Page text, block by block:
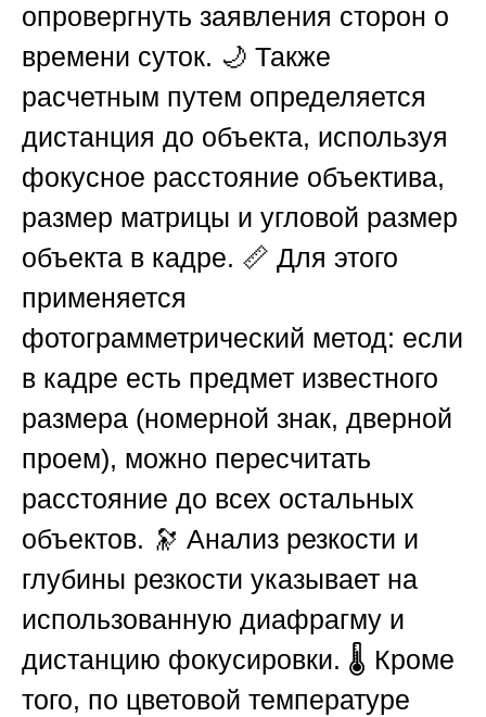
опровергнуть заявления сторон о
времени суток. 🌙 Также
расчетным путем определяется
дистанция до объекта, используя
фокусное расстояние объектива,
размер матрицы и угловой размер
объекта в кадре. 📏 Для этого
применяется
фотограмметрический метод: если
в кадре есть предмет известного
размера (номерной знак, дверной
проем), можно пересчитать
расстояние до всех остальных
объектов. 🔭 Анализ резкости и
глубины резкости указывает на
использованную диафрагму и
дистанцию фокусировки. 🌡️ Кроме
того, по цветовой температуре